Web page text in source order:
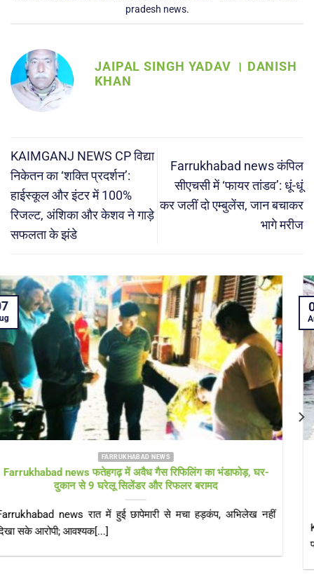
pradesh news.
JAIPAL SINGH YADAV । DANISH
KHAN
KAIMGANJ NEWS CP विद्या
निकेतन का ‘शक्ति प्रदर्शन’:
हाईस्कूल और इंटर में 100%
रिजल्ट, अंशिका और केशव ने गाड़े
सफलता के झंडे
Farrukhabad news कंपिल
सीएचसी में ‘फायर तांडव’: धूं-धूं
कर जलीं दो एम्बुलेंस, जान बचाकर
भागे मरीज
FARRUKHABAD NEWS KAIMGANJ NEWS
KAIMGANJ NEWS प्रधानमंत्री आवास योजना पर उठे सवाल! कच्चे
टीनशेड में गुजर रही जिंदगी, कई बार गुहार के बाद भी नहीं मिला गरीबों को
पक्का आशियाना
KAIMGANJ NEWS कायमगंज, फर्रुखाबाद। केंद्र सरकार की महत्वाकांक्षी
05
Aug